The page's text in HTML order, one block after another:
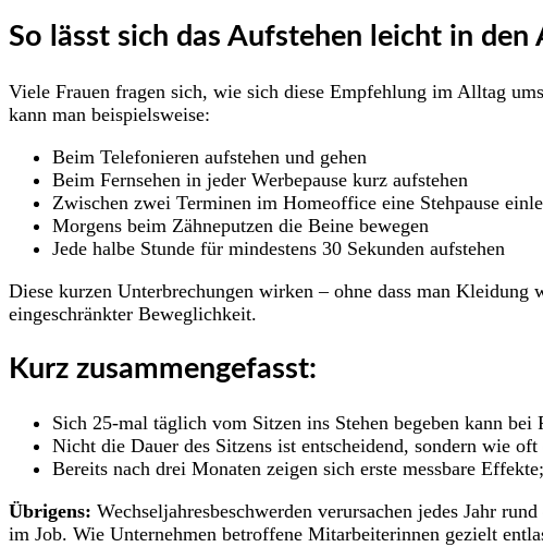
So lässt sich das Aufstehen leicht in
Viele Frauen fragen sich, wie sich diese Empfehlung im Alltag
kann man beispielsweise:
Beim Telefonieren aufstehen und gehen
Beim Fernsehen in jeder Werbepause kurz aufstehen
Zwischen zwei Terminen im Homeoffice eine Stehpause
Morgens beim Zähneputzen die Beine bewegen
Jede halbe Stunde für mindestens 30 Sekunden aufstehen
Diese kurzen Unterbrechungen wirken – ohne dass man
eingeschränkter Beweglichkeit.
Kurz zusammengefasst:
Sich 25-mal täglich vom Sitzen ins Stehen begeben kann
Nicht die Dauer des Sitzens ist entscheidend, sondern wie
Bereits nach drei Monaten zeigen sich erste messbare
Übrigens: Wechseljahresbeschwerden verursachen jedes Jahr
im Job. Wie Unternehmen betroffene Mitarbeiterinnen gezielt